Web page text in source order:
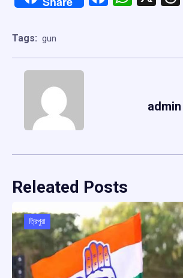
Tags: gun
admin
Releated Posts
ত্রিপুরা